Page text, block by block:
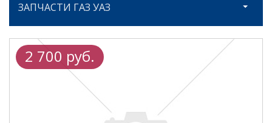
ЗАПЧАСТИ ГАЗ УАЗ
2 700 руб.